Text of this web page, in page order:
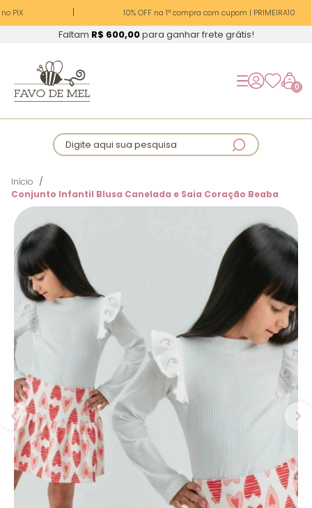
PIX 10% OFF na 1ª compra com cupom | PRIMEIRA10
Faltam R$ 600,00para ganhar frete grátis!
0
Digite aqui sua pesquisa
Início
Conjunto Infantil Blusa Canelada e Saia Coração Beaba